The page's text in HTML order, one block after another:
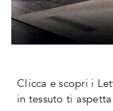
Clicca e scopri i
in tessuto ti